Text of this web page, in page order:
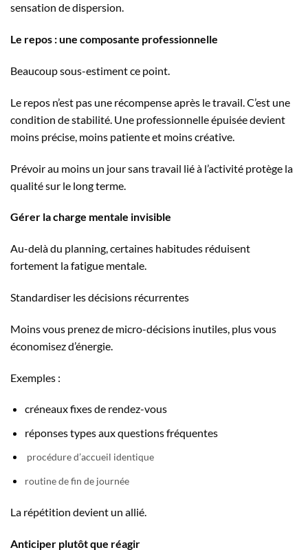
sensation de dispersion.
Le repos : une composante professionnelle
Beaucoup sous-estiment ce point.
Le repos n’est pas une récompense après le travail. C’est une
condition de stabilité. Une professionnelle épuisée devient
moins précise, moins patiente et moins créative.
Prévoir au moins un jour sans travail lié à l’activité protège la
qualité sur le long terme.
Gérer la charge mentale invisible
Au-delà du planning, certaines habitudes réduisent
fortement la fatigue mentale.
Standardiser les décisions récurrentes
Moins vous prenez de micro-décisions inutiles, plus vous
économisez d’énergie.
Exemples :
créneaux fixes de rendez-vous
réponses types aux questions fréquentes
procédure d’accueil identique
routine de fin de journée
La répétition devient un allié.
Anticiper plutôt que réagir